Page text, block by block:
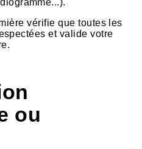
vérifie que toutes les
et valide votre
ou